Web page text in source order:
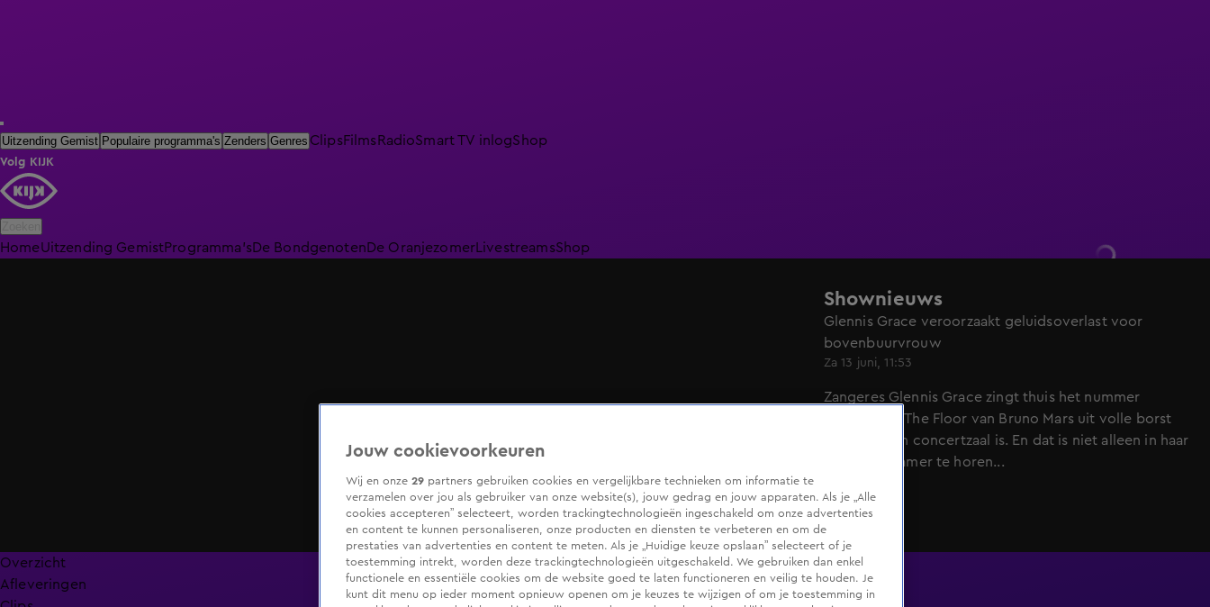
Uitzending Gemist Populaire programma's Zenders Genres ClipsFilmsRadioSmart TV inlogShop
Volg KIJK
HomeUitzending GemistProgramma'sDe BondgenotenDe Oranjezomer LivestreamsShop
Shownieuws
Glennis Grace veroorzaakt geluidsoverlast voor
bovenbuurvrouw
Za 13 juni, 11:53
Zangeres Glennis Grace zingt thuis het nummer
Versace On The Floor van Bruno Mars uit volle borst
alsof het een concertzaal is. En dat is niet alleen in haar
eigen huiskamer te horen...
Overzicht
Afleveringen
Jouw cookievoorkeuren
Wij en onze 29 partners gebruiken cookies en vergelijkbare technieken om informatie te
verzamelen over jou als gebruiker van onze website(s), jouw gedrag en jouw apparaten. Als je „Alle
cookies accepteren” selecteert, worden trackingtechnologieën ingeschakeld om onze advertenties
en content te kunnen personaliseren, onze producten en diensten te verbeteren en om de
prestaties van advertenties en content te meten. Als je „Huidige keuze opslaan” selecteert of je
toestemming intrekt, worden deze trackingtechnologieën uitgeschakeld. We gebruiken dan enkel
functionele en essentiële cookies om de website goed te laten functioneren en veilig te houden. Je
kunt dit menu op ieder moment opnieuw openen om je keuzes te wijzigen of om je toestemming in